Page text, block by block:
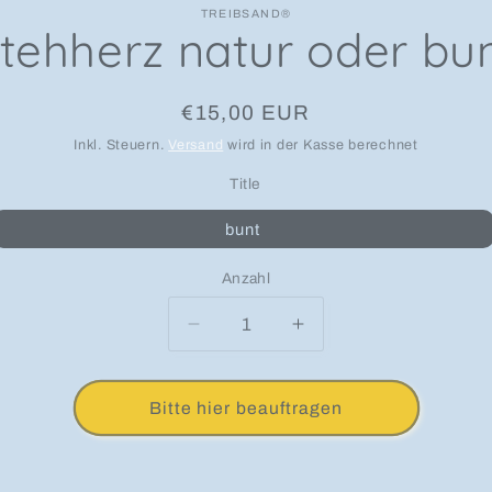
TREIBSAND®
natur oder
Normaler Preis
€15,00 EUR
Inkl. Steuern. Versand wird in der Kasse berechnet
Title
bunt
Anzahl
Anzahl
Verringere die Menge für
Erhöhe die Menge
Bitte hier beauftragen